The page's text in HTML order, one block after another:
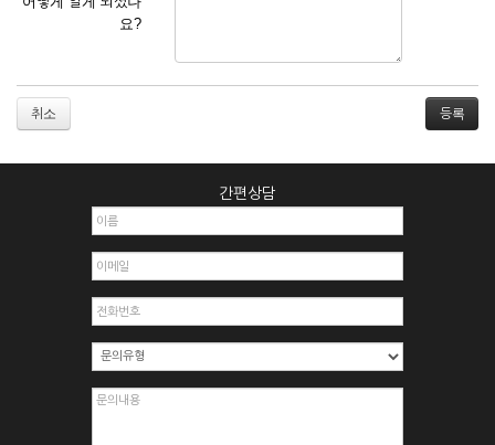
② 회원가입시 입력한 ID는 변경할 수 없으며, 회원 1인당 한 개
의 ID가 발급됩니다. 부득이한 경우로 인해 변경하고자 하는 경
거절하거나 취소할 수 있으며, 실명으로 등록하지 않은 자의 일
2. 개인정보를 허위로 기재하여 신청할 경우
3. 경쟁 관게에 있는 이용자가 신청할 경우
4. 타인의 서비스 이용을 방해하거나, 정보를 도용한 경우
6. 이용자가 영업활동 또는 부정한 용도로 본 서비스를 이용할
7. 회사의 정보를 사전 승낙 없이 전재, 변조, 복사하여 이용하
8. 기타 회사가 정한 제반 사항을 위반하며 신청하는 경우
제5조 (서비스의 이용 및 중지)
요?
취소
간편상담